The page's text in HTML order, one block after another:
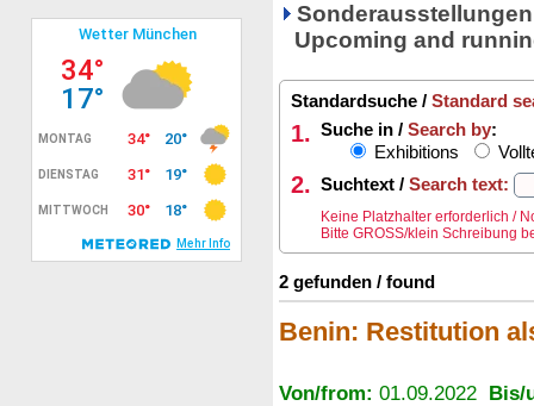
Sonderausstellungen
Upcoming and
Standardsuche / Standard
1. Suche in / Search by:
Exhibitions
2. Suchtext / Search text:
Keine Platzhalter erforderlich /
Bitte GROSS/klein Schreibung
2 gefunden / found
Benin: Restitution
Von/from: 01.09.2022 Bis/